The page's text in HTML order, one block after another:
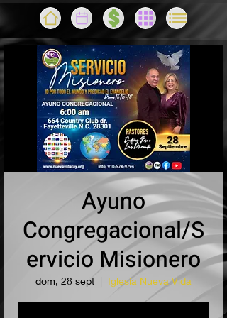
Ayuno
Congregacional/S
ervicio Misionero
dom, 28 sept
  |
Iglesia Nueva Vida